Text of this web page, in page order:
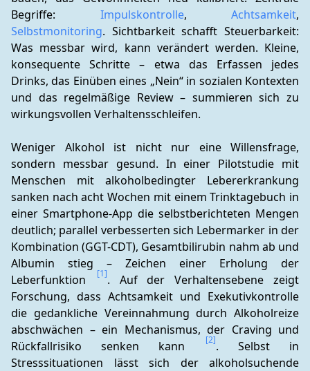
Begriffe: Impulskontrolle, Achtsamkeit
Selbstmonitoring. Sichtbarkeit schafft Steuerbarkeit:
Was messbar wird, kann verändert werden. Kleine,
konsequente Schritte – etwa das Erfassen jedes
Drinks, das Einüben eines „Nein“ in sozialen Kontexten
und das regelmäßige Review – summieren sich zu
wirkungsvollen Verhaltensschleifen.
Weniger Alkohol ist nicht nur eine Willensfrage,
sondern messbar gesund. In einer Pilotstudie mit
Menschen mit alkoholbedingter Lebererkrankung
sanken nach acht Wochen mit einem Trinktagebuch in
einer Smartphone-App die selbstberichteten Mengen
deutlich; parallel verbesserten sich Lebermarker in der
Kombination (GGT-CDT), Gesamtbilirubin nahm ab und
Albumin stieg – Zeichen einer Erholung der
Leberfunktion
[1]. Auf der Verhaltensebene zeigt
Forschung, dass Achtsamkeit und Exekutivkontrolle
die gedankliche Vereinnahmung durch Alkoholreize
abschwächen – ein Mechanismus, der Craving und
Rückfallrisiko senken kann
[2]. Selbst in
Stresssituationen lässt sich der alkoholsuchende